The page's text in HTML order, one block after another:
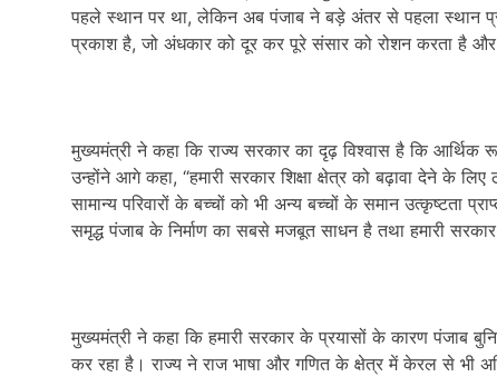
पहले स्थान पर था, लेकिन अब पंजाब ने बड़े अंतर से पहला स्थान
प्रकाश है, जो अंधकार को दूर कर पूरे संसार को रोशन करता है और
मुख्यमंत्री ने कहा कि राज्य सरकार का दृढ़ विश्वास है कि आर्थिक
उन्होंने आगे कहा, “हमारी सरकार शिक्षा क्षेत्र को बढ़ावा देने के
सामान्य परिवारों के बच्चों को भी अन्य बच्चों के समान उत्कृष्टता
समृद्ध पंजाब के निर्माण का सबसे मजबूत साधन है तथा हमारी
मुख्यमंत्री ने कहा कि हमारी सरकार के प्रयासों के कारण पंजाब
कर रहा है। राज्य ने राज भाषा और गणित के क्षेत्र में केरल से भी